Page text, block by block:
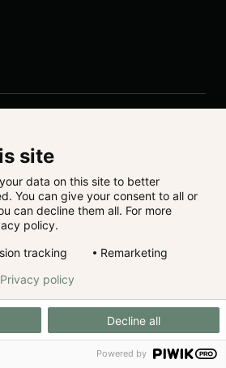
site
data on this site to better
You can give your consent to all or
can decline them all. For more
policy.
tracking Remarketing
Decline all
Privacy policy
Powered by